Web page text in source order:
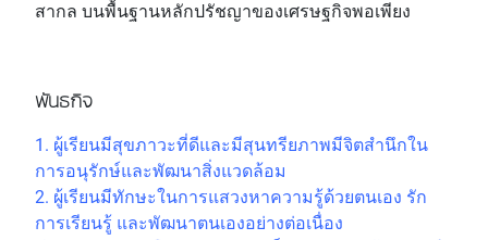
สากล บนพื้นฐานหลักปรัชญาของเศรษฐกิจพอเพียง
พันธกิจ
1. ผู้เรียนมีสุขภาวะที่ดีและมีสุนทรียภาพมีจิตสำนึกใน
การอนุรักษ์และพัฒนาสิ่งแวดล้อม
2. ผู้เรียนมีทักษะในการแสวงหาความรู้ด้วยตนเอง รัก
การเรียนรู้ และพัฒนาตนเองอย่างต่อเนื่อง